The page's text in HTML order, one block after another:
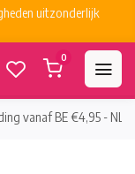
uitzonderlijk
0
vanaf BE €4,95 - NL